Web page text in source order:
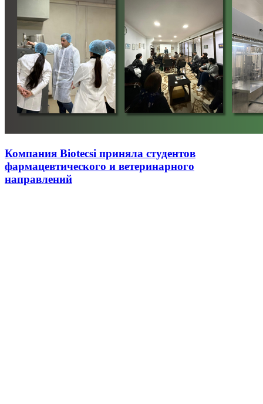
Компания Biotecsi приняла студентов
фармацевтического и ветеринарного
направлений